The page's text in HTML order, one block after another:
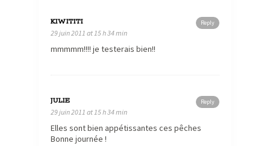
Reply
KIWITITI
29 juin 2011 at 15 h 34 min
mmmmm!!!! je testerais bien!!
Reply
JULIE
29 juin 2011 at 15 h 34 min
Elles sont bien appétissantes ces pêches
Bonne journée !